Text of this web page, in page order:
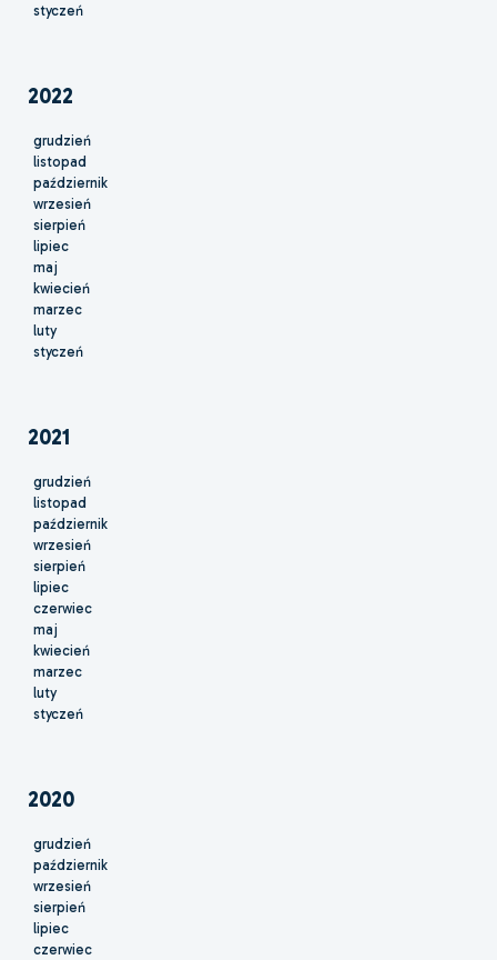
styczeń
2022
grudzień
listopad
październik
wrzesień
sierpień
lipiec
maj
kwiecień
marzec
luty
styczeń
2021
grudzień
listopad
październik
wrzesień
sierpień
lipiec
czerwiec
maj
kwiecień
marzec
luty
styczeń
2020
grudzień
październik
wrzesień
sierpień
lipiec
czerwiec